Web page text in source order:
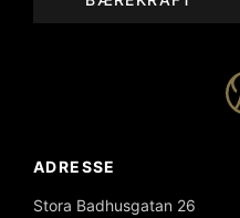
ADRESSE
Stora Badhusgatan 26